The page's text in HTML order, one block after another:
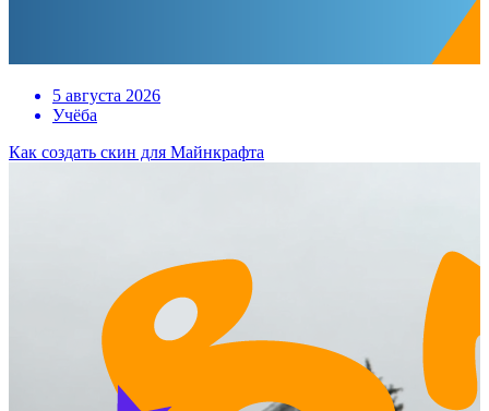
5 августа 2026
Учёба
Как создать скин для Майнкрафта